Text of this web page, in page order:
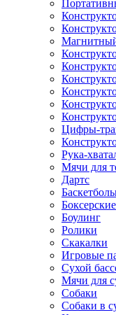
Цифры-
Рука-
Мячи для
Дартс
Боулинг
Ролики
Скакалки
Игровые
Сухой
Мячи для
Собаки
Собаки в